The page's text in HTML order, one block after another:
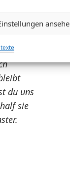
nur
Seil,
du uns
sie